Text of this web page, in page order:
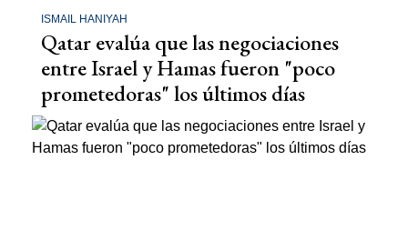
ISMAIL HANIYAH
Qatar evalúa que las negociaciones
entre Israel y Hamas fueron "poco
prometedoras" los últimos días